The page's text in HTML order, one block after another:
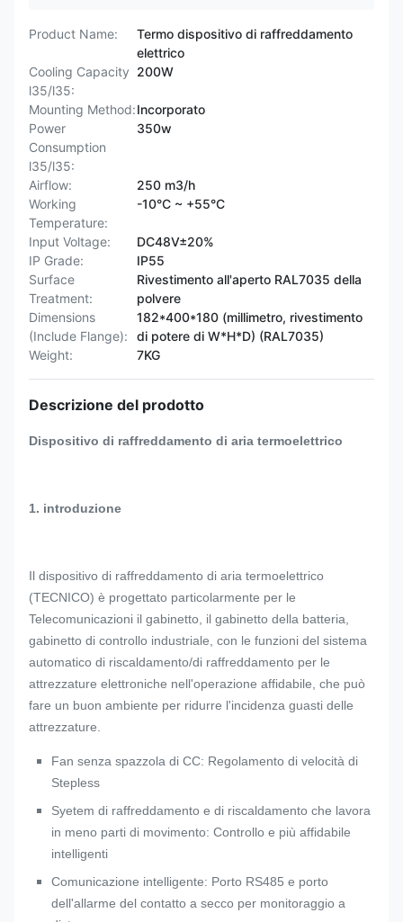
Product Name:
Termo dispositivo di raffreddamento
elettrico
Cooling Capacity
l35/l35:
200W
Mounting Method:Incorporato
Power
Consumption
l35/l35:
350w
Airflow:
250 m3/h
Working
Temperature:
-10°C ~ +55°C
Input Voltage:
DC48V±20%
IP Grade:
IP55
Surface
Treatment:
Rivestimento all'aperto RAL7035 della
polvere
Dimensions
(Include Flange):
182*400*180 (millimetro, rivestimento
di potere di W*H*D) (RAL7035)
Weight:
7KG
Descrizione del prodotto
Dispositivo di raffreddamento di aria termoelettrico
1. introduzione
Il dispositivo di raffreddamento di aria termoelettrico
(TECNICO) è progettato particolarmente per le
Telecomunicazioni il gabinetto, il gabinetto della batteria,
gabinetto di controllo industriale, con le funzioni del sistema
automatico di riscaldamento/di raffreddamento per le
attrezzature elettroniche nell'operazione affidabile, che può
fare un buon ambiente per ridurre l'incidenza guasti delle
attrezzature.
Fan senza spazzola di CC: Regolamento di velocità di
Stepless
Syetem di raffreddamento e di riscaldamento che lavora
in meno parti di movimento: Controllo e più affidabile
intelligenti
Comunicazione intelligente: Porto RS485 e porto
dell'allarme del contatto a secco per monitoraggio a